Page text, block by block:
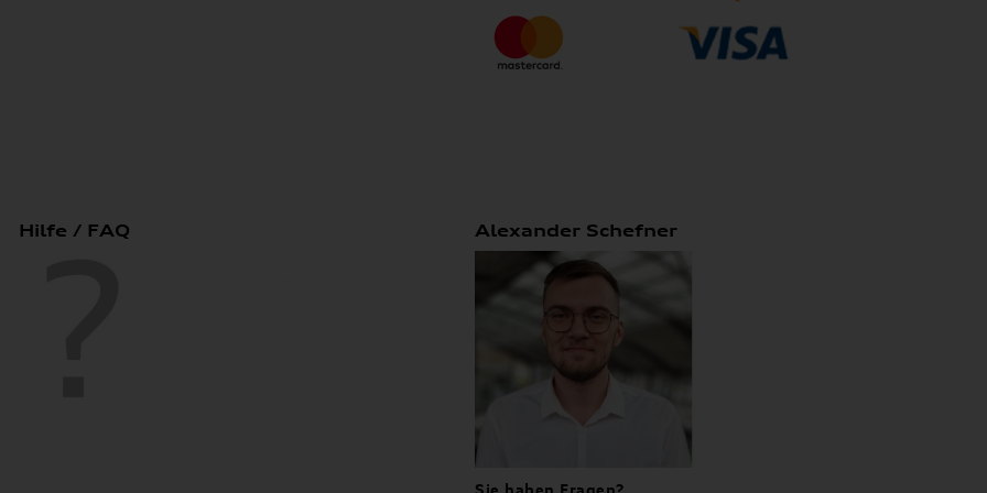
Hilfe / FAQ Alexander Schefner
Sie haben Fragen?